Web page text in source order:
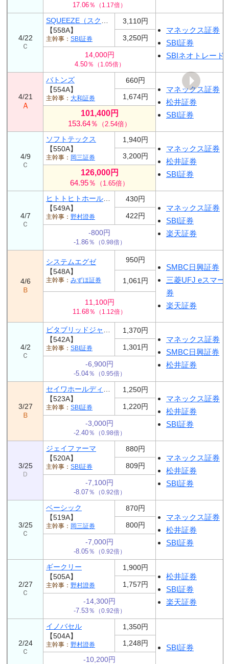
17.06％ （1.17倍）
4/22
Ｃ
【558A】
SBI証券
3,110円
マネックス証券
SBI証券
SBIネオトレード
3,250円
14,000円
4.50％ （1.05倍）
4/21
Ａ
バトンズ
【554A】
大和証券
660円
マネックス証券
松井証券
SBI証券
1,674円
101,400円
153.64％ （2.54倍）
4/9
Ｃ
ソフトテックス
【550A】
岡三証券
1,940円
マネックス証券
松井証券
SBI証券
3,200円
126,000円
64.95％ （1.65倍）
4/7
Ｃ
【549A】
野村證券
430円
マネックス証券
SBI証券
楽天証券
422円
-800円
-1.86％ （0.98倍）
4/6
Ｂ
システムエグゼ
【548A】
みずほ証券
950円
SMBC日興証券
三菱UFJ eスマー
券
楽天証券
1,061円
11,100円
11.68％ （1.12倍）
4/2
Ｃ
【542A】
SBI証券
1,370円
マネックス証券
SMBC日興証券
松井証券
1,301円
-6,900円
-5.04％ （0.95倍）
3/27
Ｂ
【523A】
SBI証券
1,250円
マネックス証券
松井証券
SBI証券
1,220円
-3,000円
-2.40％ （0.98倍）
3/25
Ｄ
ジェイファーマ
【520A】
SBI証券
880円
マネックス証券
松井証券
SBI証券
809円
-7,100円
-8.07％ （0.92倍）
3/25
Ｃ
ベーシック
【519A】
岡三証券
870円
マネックス証券
松井証券
SBI証券
800円
-7,000円
-8.05％ （0.92倍）
2/27
Ｃ
ギークリー
【505A】
野村證券
1,900円
松井証券
SBI証券
楽天証券
1,757円
-14,300円
-7.53％ （0.92倍）
2/24
Ｃ
イノバセル
【504A】
野村證券
1,350円
SBI証券
1,248円
-10,200円